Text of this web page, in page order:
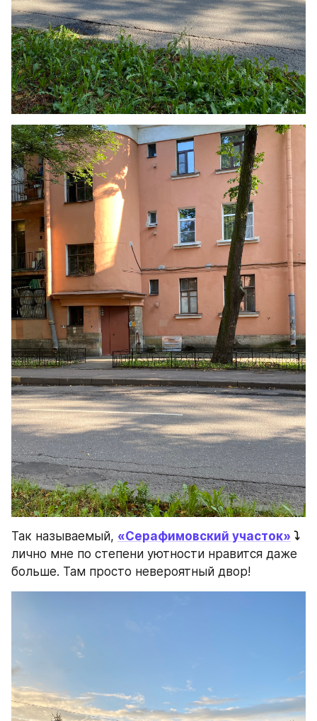
Так называемый, «Серафимовский участок»
лично мне по степени уютности нравится даже
больше. Там просто невероятный двор!